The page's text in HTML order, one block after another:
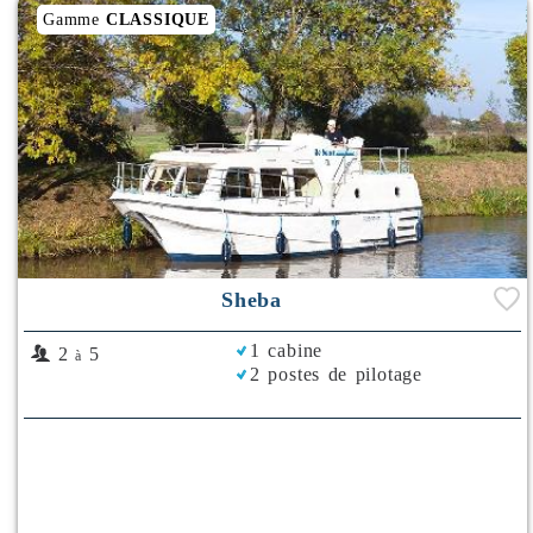
Gamme CLASSIQUE
Sheba
2 à 5
1 cabine
2 postes de pilotage